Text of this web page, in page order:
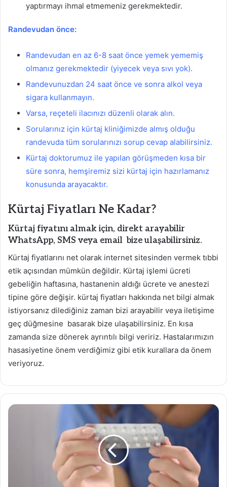
yaptırmayı ihmal etmemeniz gerekmektedir.
Randevudan önce:
Randevudan en az 6-8 saat önce yemek yememiş
olmanız gerekmektedir (yiyecek veya sıvı yok).
Randevunuzdan 24 saat önce ve sonra alkol veya
sigara kullanmayın.
Varsa, reçeteli ilacınızı düzenli olarak alın.
Sorularınız için kürtaj kliniğimizde almış olduğu
randevuda tüm sorularınızı sorup cevap alabilirsiniz.
Kürtaj doktorumuz ile yapılan görüşmeden kısa bir
süre sonra, hemşiremiz sizi kürtaj için hazırlamanız
konusunda arayacaktır.
Kürtaj Fiyatları Ne Kadar?
Kürtaj fiyatını almak için, direkt arayabilir
WhatsApp, SMS veya email bize ulaşabilirsiniz.
Kürtaj fiyatlarını net olarak internet sitesinden vermek tıbbi
etik açısından mümkün değildir. Kürtaj işlemi ücreti
gebeliğin haftasına, hastanenin aldığı ücrete ve anestezi
tipine göre değişir. kürtaj fiyatları hakkında net bilgi almak
istiyorsanız dilediğiniz zaman bizi arayabilir veya iletişime
geç düğmesine basarak bize ulaşabilirsiniz. En kısa
zamanda size dönerek ayrıntılı bilgi veririz. Hastalarımızın
hasasiyetine önem verdiğimiz gibi etik kurallara da önem
veriyoruz.